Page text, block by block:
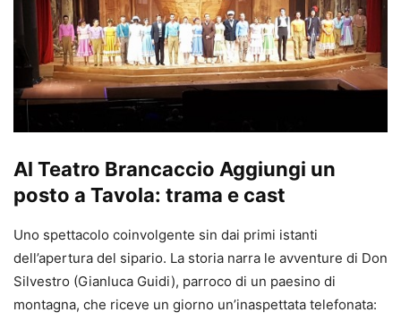
Al Teatro Brancaccio Aggiungi un
posto a Tavola: trama e cast
Uno spettacolo coinvolgente sin dai primi istanti
dell’apertura del sipario. La storia narra le avventure di Don
Silvestro (Gianluca Guidi), parroco di un paesino di
montagna, che riceve un giorno un’inaspettata telefonata: